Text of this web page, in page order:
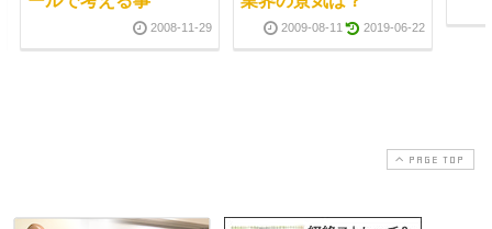
2008-11-29 2009-08-11 2019-06-22
PAGE TOP